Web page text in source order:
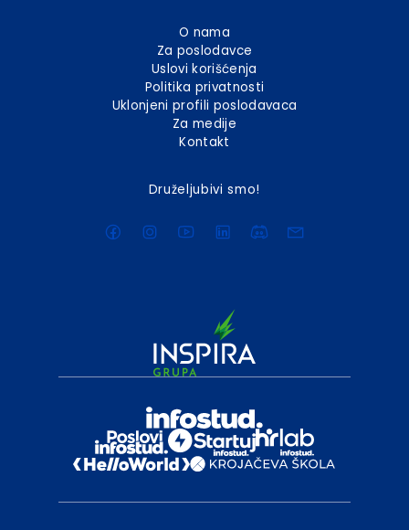
O nama
Za poslodavce
Uslovi korišćenja
Politika privatnosti
Uklonjeni profili poslodavaca
Za medije
Kontakt
Druželjubivi smo!